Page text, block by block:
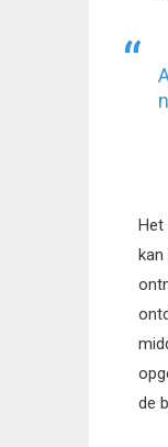
Het
de